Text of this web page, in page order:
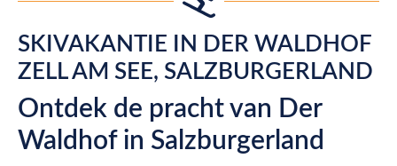
SKIVAKANTIE IN DER WALDHOF
ZELL AM SEE, SALZBURGERLAND
Ontdek de pracht van Der
Waldhof in Salzburgerland